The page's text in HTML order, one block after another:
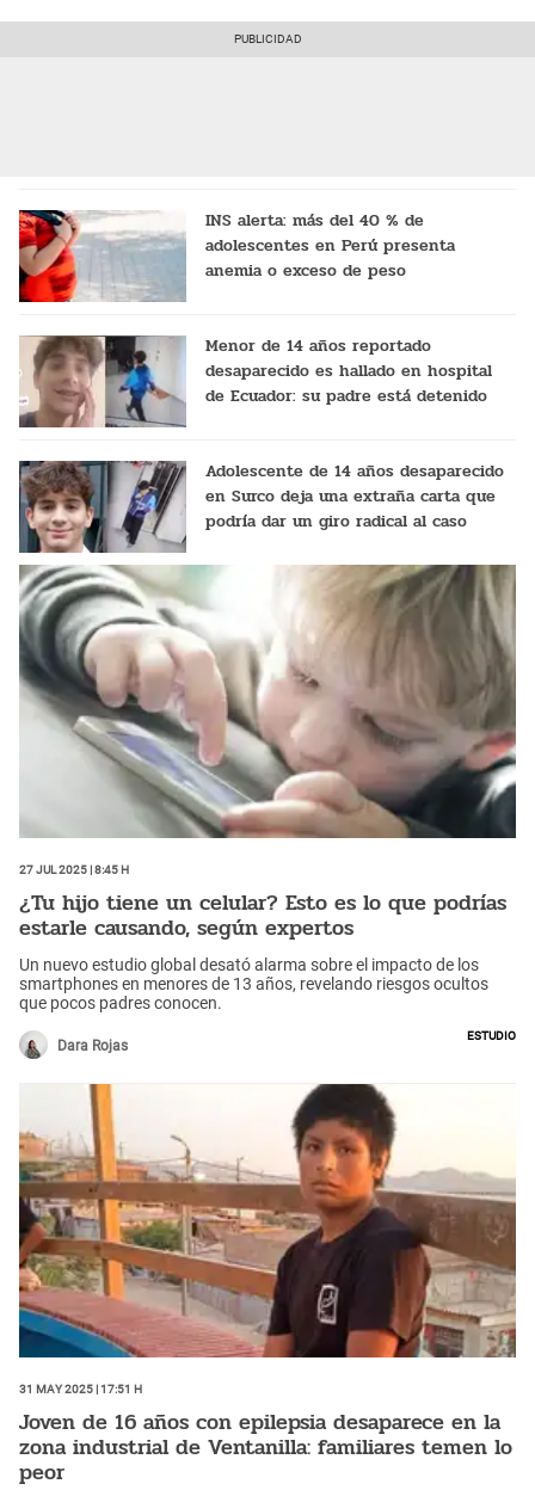
INS alerta: más del 40 % de
adolescentes en Perú presenta
anemia o exceso de peso
Menor de 14 años reportado
desaparecido es hallado en hospital
de Ecuador: su padre está detenido
Adolescente de 14 años desaparecido
en Surco deja una extraña carta que
podría dar un giro radical al caso
27 Jul 2025 | 8:45 h
¿Tu hijo tiene un celular? Esto es lo que podrías
estarle causando, según expertos
Un nuevo estudio global desató alarma sobre el impacto de los
smartphones en menores de 13 años, revelando riesgos ocultos
que pocos padres conocen.
Dara Rojas
Estudio
31 May 2025 | 17:51 h
Joven de 16 años con epilepsia desaparece en la
zona industrial de Ventanilla: familiares temen lo
peor